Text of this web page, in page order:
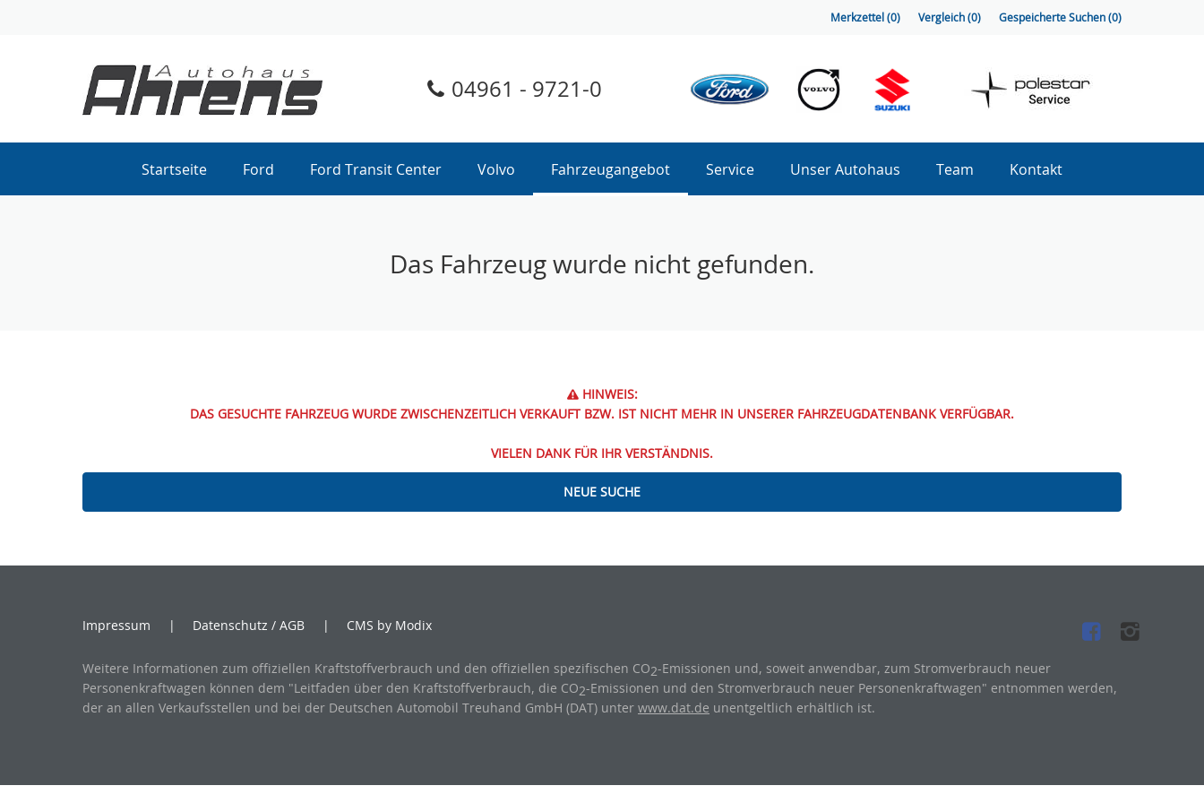
Merkzettel (0) Vergleich (0) Gespeicherte Suchen (0)
04961 - 9721-0
Startseite Ford Ford Transit Center Volvo Fahrzeugangebot Service Unser Autohaus Team Kontakt
Das Fahrzeug wurde nicht gefunden.
HINWEIS:
DAS GESUCHTE FAHRZEUG WURDE ZWISCHENZEITLICH VERKAUFT BZW. IST NICHT MEHR IN UNSERER FAHRZEUGDATENBANK VERFÜGBAR.
VIELEN DANK FÜR IHR VERSTÄNDNIS.
NEUE SUCHE
Impressum Datenschutz / AGB CMS by Modix
Weitere Informationen zum offiziellen Kraftstoffverbrauch und den offiziellen spezifischen CO2-Emissionen und, soweit anwendbar, zum Stromverbrauch neuer
Personenkraftwagen können dem "Leitfaden über den Kraftstoffverbrauch, die CO2-Emissionen und den Stromverbrauch neuer Personenkraftwagen" entnommen werden,
der an allen Verkaufsstellen und bei der Deutschen Automobil Treuhand GmbH (DAT) unter www.dat.de unentgeltlich erhältlich ist.